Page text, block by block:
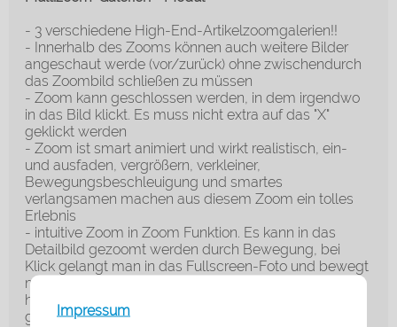
Impressum
- 3 verschiedene High-End-Artikelzoomgalerien!!
- Innerhalb des Zooms können auch weitere Bilder
angeschaut werde (vor/zurück) ohne zwischendurch
das Zoombild schließen zu müssen
- Zoom kann geschlossen werden, in dem irgendwo
in das Bild klickt. Es muss nicht extra auf das "X"
geklickt werden
- Zoom ist smart animiert und wirkt realistisch, ein-
und ausfaden, vergrößern, verkleiner,
Bewegungsbeschleuigung und smartes
verlangsamen machen aus diesem Zoom ein tolles
Erlebnis
- intuitive Zoom in Zoom Funktion. Es kann in das
Detailbild gezoomt werden durch Bewegung, bei
Klick gelangt man in das Fullscreen-Foto und bewegt
man erneut zoomt er nocheinmal in den Fullscreen
hinein -> ein wahnsinns Erlebnis und sehr gut für
große qualitative Fotos/Produkte geeignet.